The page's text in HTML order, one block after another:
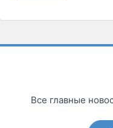
Все главные